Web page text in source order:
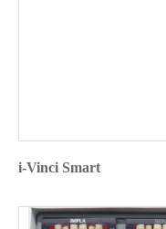
i-Vinci Smart